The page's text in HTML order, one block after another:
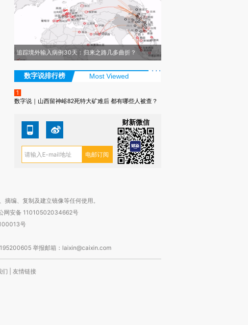
追踪境外输入病例30天：归来之路几多曲折？
数字说排行榜 Most Viewed
1
数字说｜山西留神峪82死特大矿难后 都有哪些人被查？
财新微信
编、复制及建立镜像等任何使用。
网安备 11010502034662号
号
举报邮箱：laixin@caixin.com
们 友情链接